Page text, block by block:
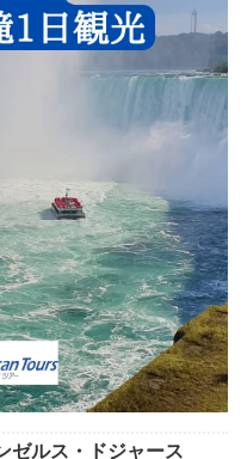
ゼルス・ドジャース